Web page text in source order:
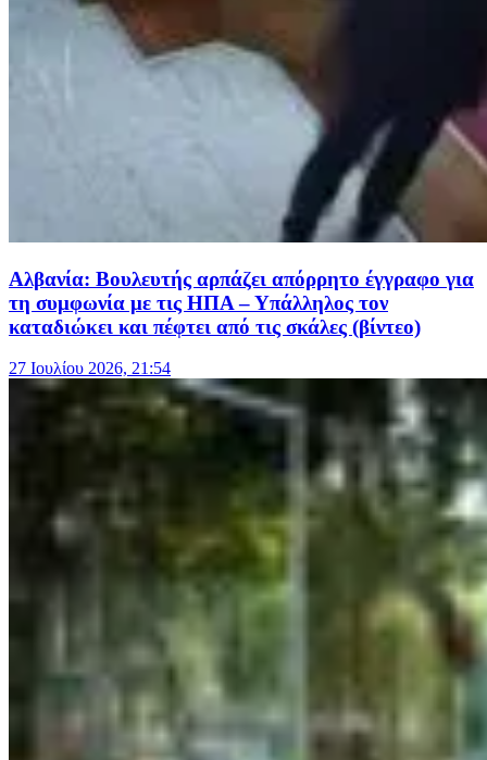
Αλβανία: Βουλευτής αρπάζει απόρρητο έγγραφο για
τη συμφωνία με τις ΗΠΑ – Υπάλληλος τον
καταδιώκει και πέφτει από τις σκάλες (βίντεο)
27 Ιουλίου 2026, 21:54